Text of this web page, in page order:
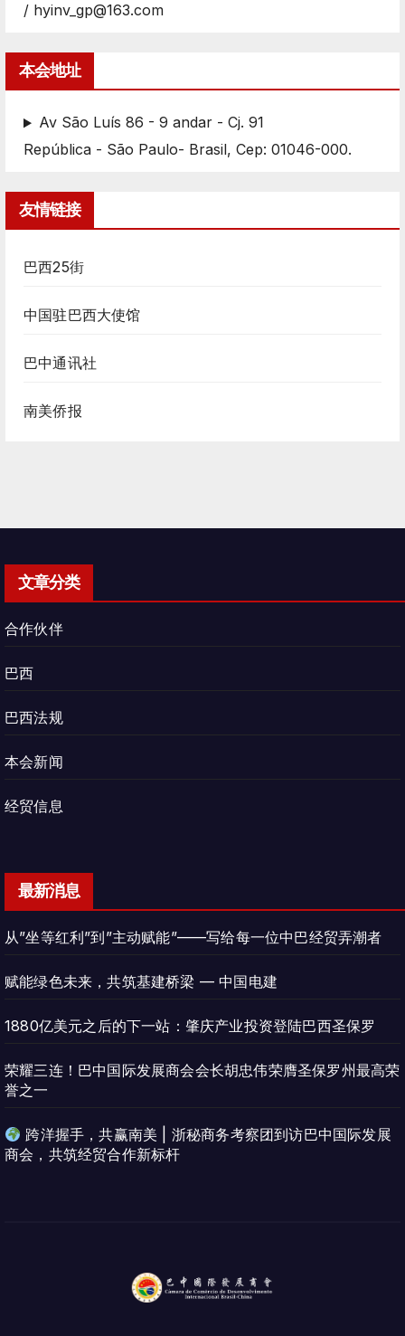
/ hyinv_gp@163.com
本会地址
Av São Luís 86 - 9 andar - Cj. 91
República - São Paulo- Brasil, Cep: 01046-000.
友情链接
巴西25街
中国驻巴西大使馆
巴中通讯社
南美侨报
文章分类
合作伙伴
巴西
巴西法规
本会新闻
经贸信息
最新消息
从”坐等红利”到”主动赋能”——写给每一位中巴经贸弄潮者
赋能绿色未来，共筑基建桥梁 — 中国电建
1880亿美元之后的下一站：肇庆产业投资登陆巴西圣保罗
荣耀三连！巴中国际发展商会会长胡忠伟荣膺圣保罗州最高荣
誉之一
跨洋握手，共赢南美 | 浙秘商务考察团到访巴中国际发展
商会，共筑经贸合作新标杆